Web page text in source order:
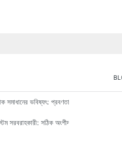
সমাধানের ভবিষ্যৎ: প্রবণতা এবং উদ্ভাবন
সরবরাহকারী: সঠিক অংশীদার নির্বাচনের জন্য মূল